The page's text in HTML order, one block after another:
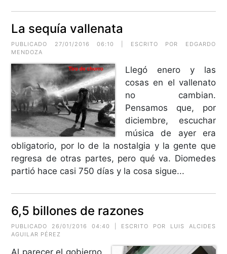
La sequía vallenata
PUBLICADO 27/01/2016 06:10 | ESCRITO POR
EDGARDO
MENDOZA
Llegó enero y las
cosas en el vallenato
no cambian.
Pensamos que, por
diciembre, escuchar
música de ayer era
obligatorio, por lo de la nostalgia y la gente que
regresa de otras partes, pero qué va. Diomedes
partió hace casi 750 días y la cosa sigue...
6,5 billones de razones
PUBLICADO 26/01/2016 04:40 | ESCRITO POR LUIS ALCIDES
AGUILAR PÉREZ
Al parecer el gobierno